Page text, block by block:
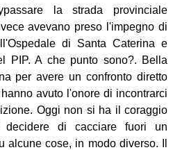
la strada provinciale
avevano preso l'impegno di
di Santa Caterina e
PIP. A che punto sono?. Bella
per avere un confronto diretto
avuto l'onore di incontrarci
Oggi non si ha il coraggio
di cacciare fuori un
alcune cose, in modo diverso. Il